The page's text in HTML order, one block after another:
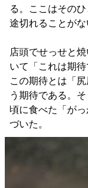
る。ここはその
途切れることがな
店頭でせっせと
いて「これは期
この期待とは「
う期待である。
頃に食べた「が
づいた。